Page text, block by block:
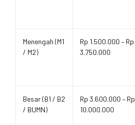
Menengah (M1
/ M2)
Rp 1.500.000 – Rp
3.750.000
Besar (B1 / B2
/ BUMN)
Rp 3.600.000 – Rp
10.000.000